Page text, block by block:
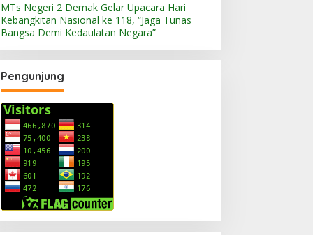
MTs Negeri 2 Demak Gelar Upacara Hari
Kebangkitan Nasional ke 118, “Jaga Tunas
Bangsa Demi Kedaulatan Negara”
Pengunjung